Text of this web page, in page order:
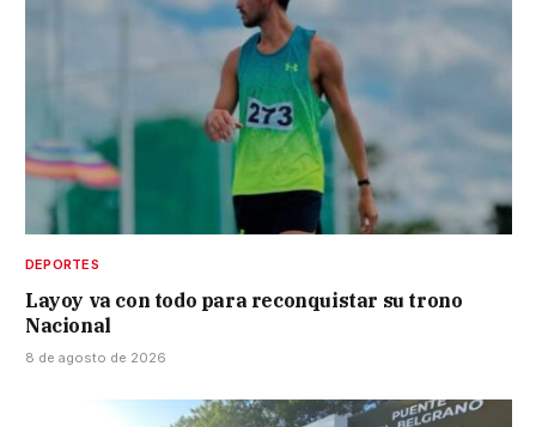
DEPORTES
Layoy va con todo para reconquistar su trono
Nacional
8 de agosto de 2026